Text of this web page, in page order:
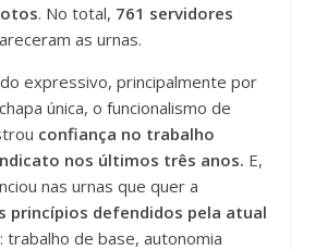
. No total, 761 servidores
as urnas.
expressivo, principalmente por
única, o funcionalismo de
confiança no trabalho
nos últimos três anos. E,
nas urnas que quer a
princípios defendidos pela atual
: trabalho de base, autonomia